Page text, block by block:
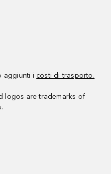
aggiunti i costi di trasporto.
logos are trademarks of